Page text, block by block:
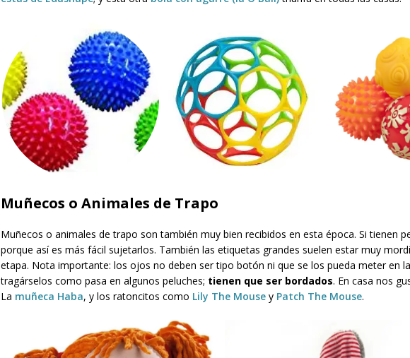
Muñecos o Animales de Trapo
Muñecos o animales de trapo son también muy bien recibidos en esta época. Si tienen
porque así es más fácil sujetarlos. También las etiquetas grandes suelen estar muy
etapa. Nota importante: los ojos no deben ser tipo botón ni que se los pueda meter en
tragárselos como pasa en algunos peluches; tienen que ser bordados. En casa nos
La muñeca Haba, y los ratoncitos como Lily The Mousey Patch The Mouse.